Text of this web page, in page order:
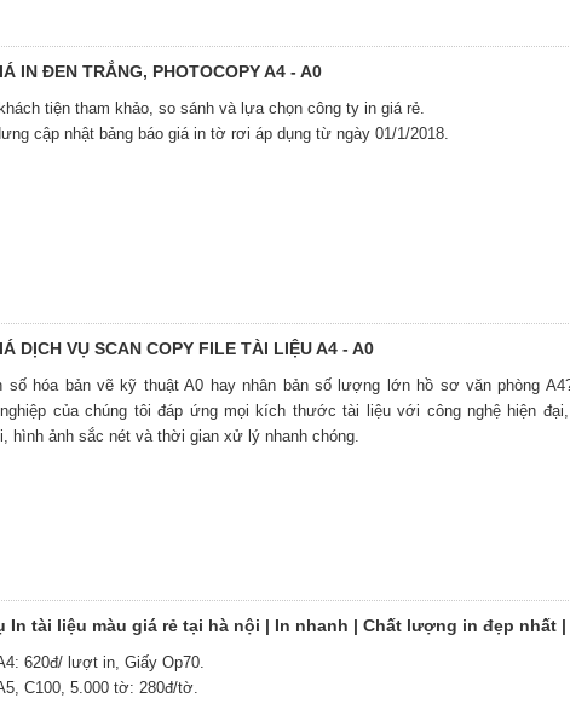
IN ĐEN TRẮNG, PHOTOCOPY A4 - A0
tiện tham khảo, so sánh và lựa chọn công ty in giá rẻ.
cập nhật bảng báo giá in tờ rơi áp dụng từ ngày 01/1/2018.
DỊCH VỤ SCAN COPY FILE TÀI LIỆU A4 - A0
số hóa bản vẽ kỹ thuật A0 hay nhân bản số lượng lớn hồ sơ văn phòng
của chúng tôi đáp ứng mọi kích thước tài liệu với công nghệ hiện
hình ảnh sắc nét và thời gian xử lý nhanh chóng.
In tài liệu màu giá rẻ tại hà nội | In nhanh | Chất lượng in đẹp nhất
620đ/ lượt in, Giấy Op70.
C100, 5.000 tờ: 280đ/tờ.